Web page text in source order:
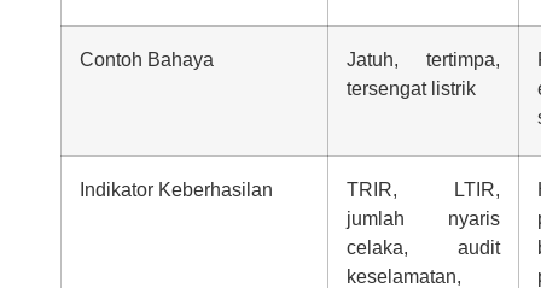
Contoh Bahaya
Jatuh, tertimpa,
tersengat listrik
Indikator Keberhasilan
TRIR, LTIR,
jumlah nyaris
celaka, audit
keselamatan,